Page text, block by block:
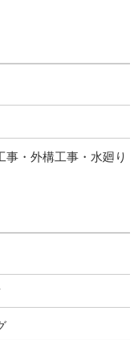
事・外構工事・水廻り